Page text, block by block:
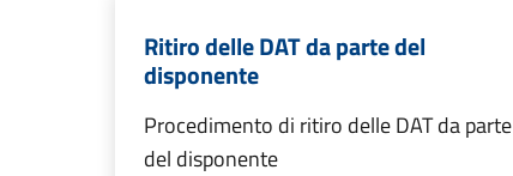
Ritiro delle DAT da parte del
disponente
Procedimento di ritiro delle DAT da parte
del disponente